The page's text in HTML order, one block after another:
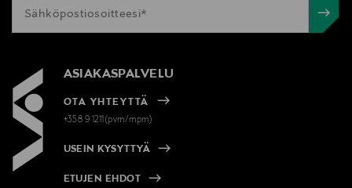
ASIAKASPALVELU
OTA YHTEYTTÄ
+358 9 1211(pvm/mpm)
USEIN KYSYTTYÄ
ETUJEN EHDOT